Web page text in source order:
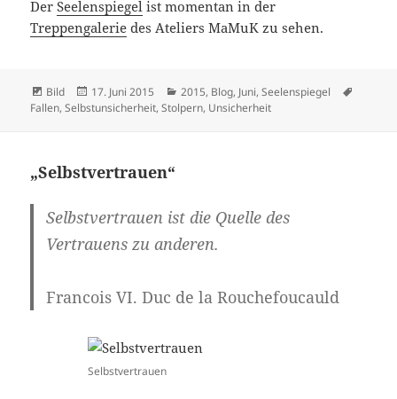
DerSeelenspiegel ist momentan in der
Treppengalerie des Ateliers MaMuK zu sehen.
Format
Bild
Veröffentlicht
am
17. Juni 2015 Kategorien
2015, Blog, Juni,Seelenspiegel
Fallen,Selbstunsicherheit,Stolpern, Unsicherheit
„Selbstvertrauen“
Selbstvertrauen ist die Quelle des
Vertrauens zu anderen.
Francois VI. Duc de la Rouchefoucauld
Selbstvertrauen